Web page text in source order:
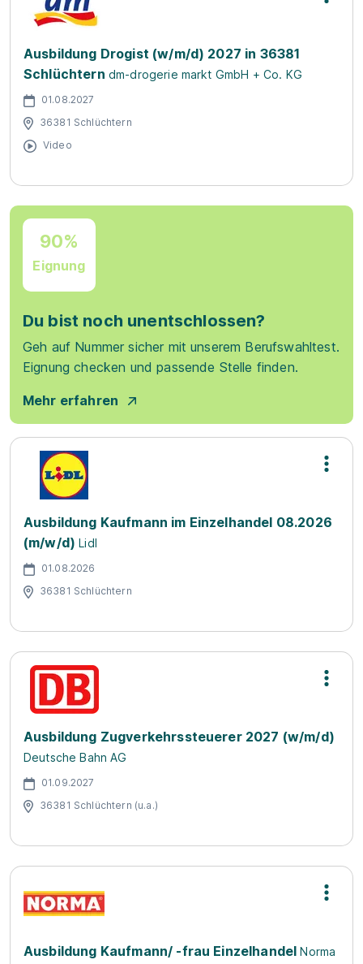
Ausbildung Drogist (w/m/d) 2027 in 36381
Schlüchtern dm-drogerie markt GmbH + Co. KG
01.08.2027
36381 Schlüchtern
Video
90%
Eignung
Du bist noch unentschlossen?
Geh auf Nummer sicher mit unserem Berufswahltest.
Eignung checken und passende Stelle finden.
Mehr erfahren
Ausbildung Kaufmann im Einzelhandel 08.2026
(m/w/d) Lidl
01.08.2026
36381 Schlüchtern
Ausbildung Zugverkehrssteuerer 2027 (w/m/d)
Deutsche Bahn AG
01.09.2027
36381 Schlüchtern (u.a.)
Ausbildung Kaufmann/ -frau Einzelhandel Norma